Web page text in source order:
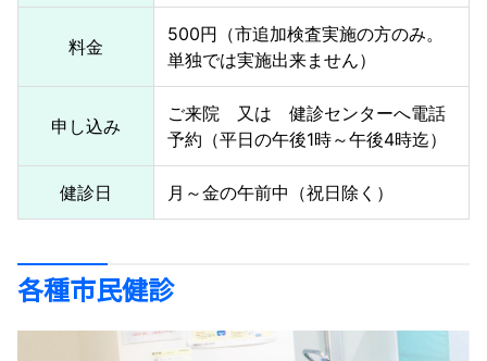
料金
500円（市追加検査実施の方のみ。
単独では実施出来ません）
申し込み
ご来院 又は 健診センターへ電話
予約（平日の午後1時～午後4時迄）
健診日 月～金の午前中（祝日除く）
各種市民健診